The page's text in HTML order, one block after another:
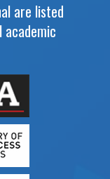
are listed